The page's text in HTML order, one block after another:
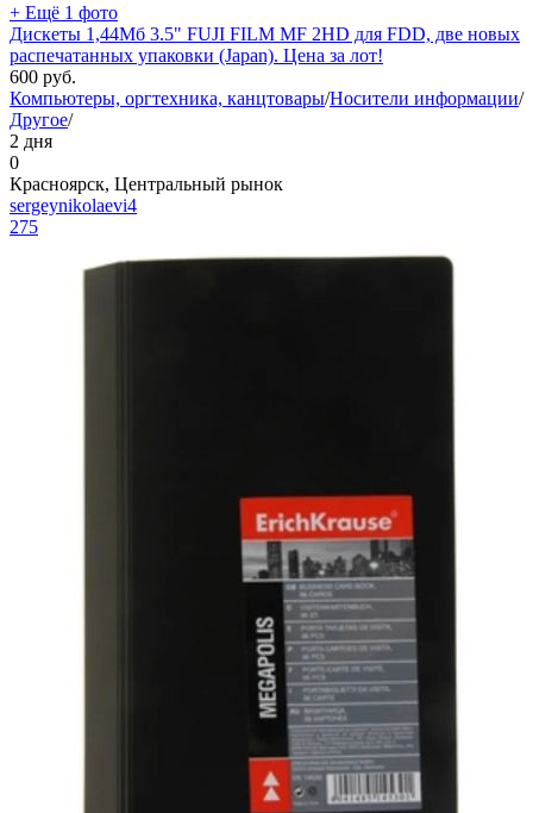
+ Ещё 1 фото
Дискеты 1,44Мб 3.5" FUJI FILM MF 2HD для FDD, две новых
распечатанных упаковки (Japan). Цена за лот!
600 руб.
Компьютеры, оргтехника, канцтовары/Носители информации/
Другое/
2 дня
0
Красноярск, Центральный рынок
sergeynikolaevi4
275